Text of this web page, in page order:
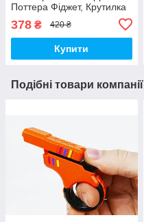
Поттера Фіджет, Крутилка
378 ₴ 420 ₴
Купити
Подібні товари компанії